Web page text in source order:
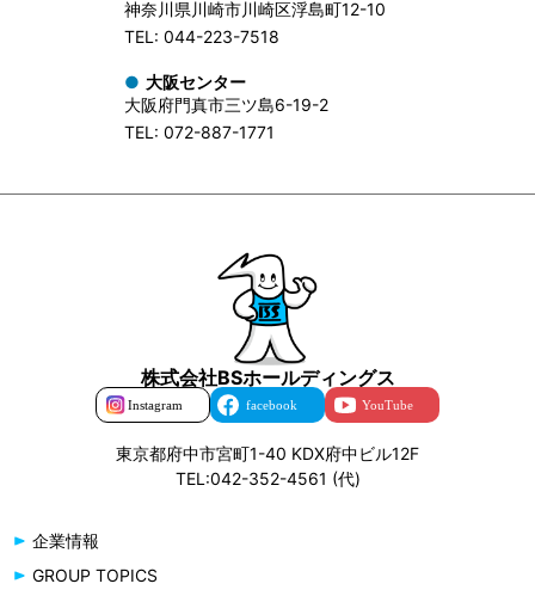
神奈川県川崎市川崎区浮島町12-10
TEL: 044-223-7518
大阪センター
大阪府門真市三ツ島6-19-2
TEL: 072-887-1771
株式会社BSホールディングス
東京都府中市宮町1-40 KDX府中ビル12F
TEL:042-352-4561 (代)
企業情報
GROUP TOPICS